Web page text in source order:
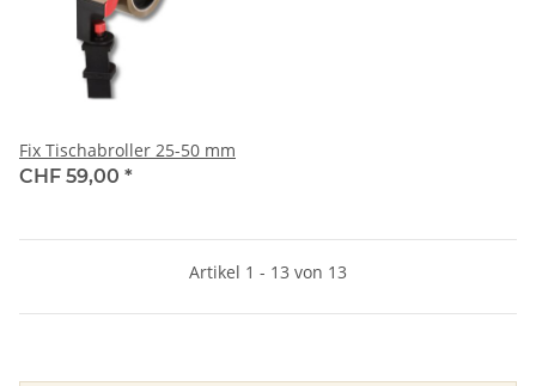
Fix Tischabroller 25-50 mm
CHF 59,00 *
Artikel 1 - 13 von 13